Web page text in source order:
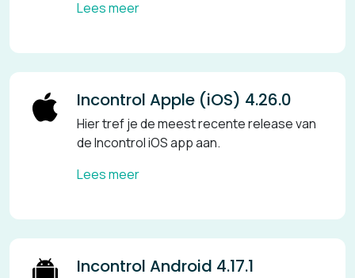
Lees meer
Incontrol Apple (iOS) 4.26.0
Hier tref je de meest recente release van
de Incontrol iOS app aan.
Lees meer
Incontrol Android 4.17.1